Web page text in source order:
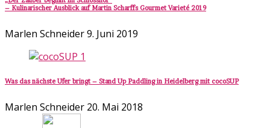
– Kulinarischer Ausblick auf Martin Scharffs Gourmet Varieté 2019
Marlen Schneider9. Juni 2019
Was das nächste Ufer bringt – Stand Up Paddling in Heidelberg mit cocoSUP
Marlen Schneider 20. Mai 2018